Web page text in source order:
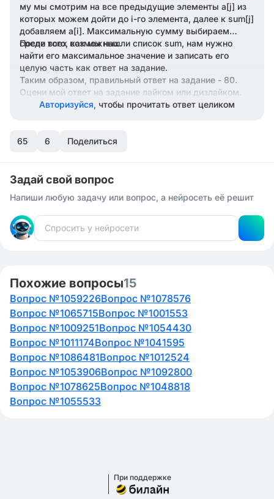
му мы смотрим на все предыдущие элементы a[j] из
которых можем дойти до i-го элемента, далее к sum[j]
добавляем a[i]. Максимальную сумму выбираем
среди всех возможных.
После того, как мы нашли список sum, нам нужно
найти его максимальное значение и записать его
целую часть как ответ на задание.
Таким образом, правильный ответ на задание - 80.
Оцени мой ответ на задание лайком или дизлайком.
Авторизуйся, чтобы прочитать ответ целиком
65 6 Поделиться
Задай свой вопрос
Напиши любую задачу или вопрос, а нейросеть её решит
Похожие вопросы15
Вопрос №1059226Вопрос №1078576
Вопрос №1065715Вопрос №1001553
Вопрос №1009251Вопрос №1054430
Вопрос №1011174Вопрос №1041595
Вопрос №1086481Вопрос №1012524
Вопрос №1053906Вопрос №1092800
Вопрос №1078625Вопрос №1048818
Вопрос №1055533
При поддержке